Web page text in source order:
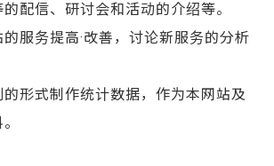
配信、研讨会和活动的介绍等。
服务提高·改善，讨论新服务的分析
形式制作统计数据，作为本网站及